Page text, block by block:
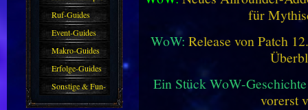
Haustiere
Guide
Ruf-Guides
Event-Guides
Makro-Guides
Erfolge-Guides
Sonstige & Fun-
Guides
für
WoW: Release von Patch
Ein Stück WoW-
vorerst